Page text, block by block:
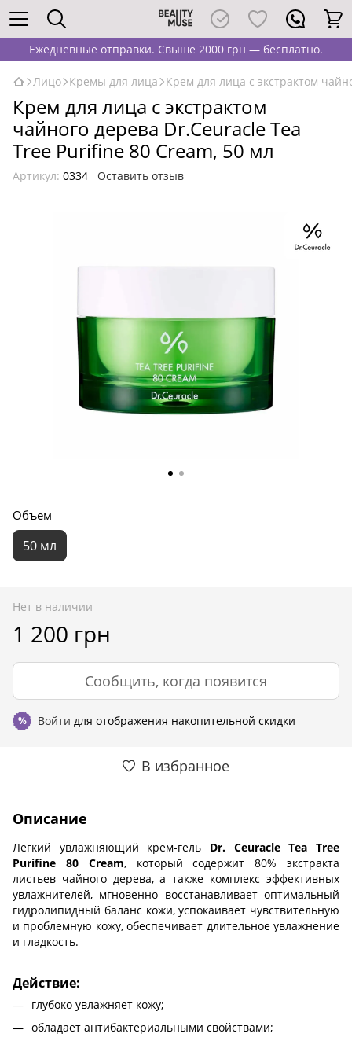
Ежедневные отправки. Свыше 2000 грн — бесплатно.
Лицо Кремы для лица Крем для лица с экстрактом
Крем для лица с экстрактом
чайного дерева Dr.Ceuracle Tea
Tree Purifine 80 Cream, 50 мл
Артикул: 0334 Оставить отзыв
Объем
50 мл
Нет в наличии
1 200 грн
Сообщить, когда появится
% Войти для отображения накопительной скидки
В избранное
Описание
Легкий увлажняющий крем-гель Dr. Ceuracle Tea Tree
Purifine 80 Cream, который содержит 80% экстракта
листьев чайного дерева, а также комплекс эффективных
увлажнителей, мгновенно восстанавливает оптимальный
гидролипидный баланс кожи, успокаивает чувствительную
и проблемную кожу, обеспечивает длительное увлажнение
и гладкость.
Действие:
глубоко увлажняет кожу;
обладает антибактериальными свойствами;